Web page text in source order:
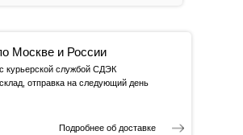
Москве и России
курьерской службой СДЭК
отправка на следующий день
Подробнее об доставке